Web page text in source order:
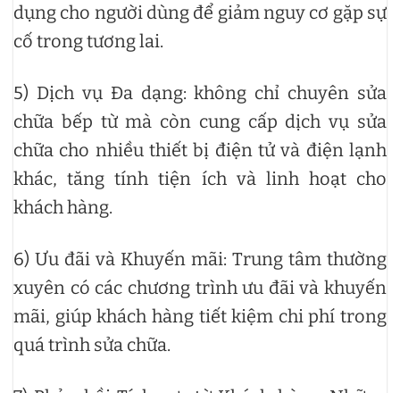
dụng cho người dùng để giảm nguy cơ gặp sự
cố trong tương lai.
5) Dịch vụ Đa dạng: không chỉ chuyên sửa
chữa bếp từ mà còn cung cấp dịch vụ sửa
chữa cho nhiều thiết bị điện tử và điện lạnh
khác, tăng tính tiện ích và linh hoạt cho
khách hàng.
6) Ưu đãi và Khuyến mãi: Trung tâm thường
xuyên có các chương trình ưu đãi và khuyến
mãi, giúp khách hàng tiết kiệm chi phí trong
quá trình sửa chữa.